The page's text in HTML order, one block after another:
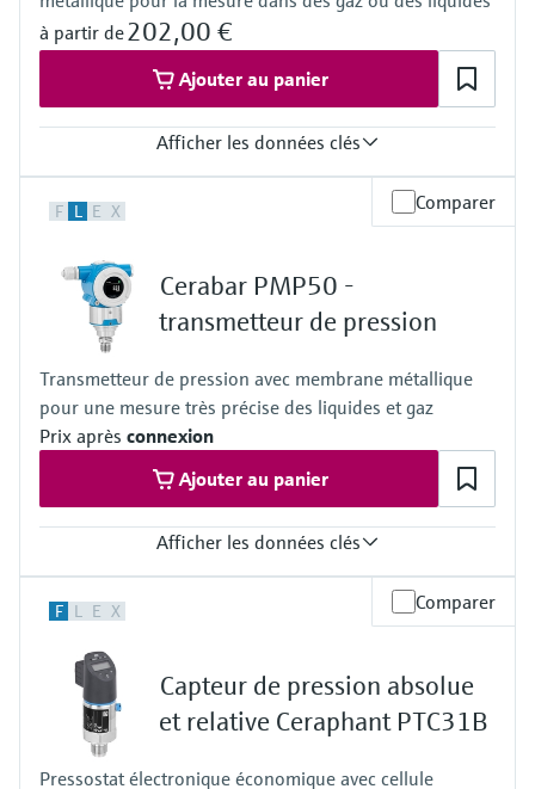
(+6 psi...+600 psi)
à partir de202,00 €
Ajouter au panier
Afficher les données clés
0.5%
-25…+85 °C
(-13…+185 °F)
Gamme de mesure de pression
400 mbar...+40 bar
(6 psi...+600 psi)
Cellule de mesure
400 mbar...+40 bar
(6 psi...+600 psi)
F L E X Comparer
Cerabar PMP50 -
transmetteur de pression
Transmetteur de pression avec membrane métallique
pour une mesure très précise des liquides et gaz
Prix après connexion
Ajouter au panier
Afficher les données clés
Standard:
Platinum:
jusqu'à 0.055 %
Température de process
Standard:
-40°C…+125°C
(-40°F...+257°F)
F L E X Comparer
Capteur de pression absolue
et relative Ceraphant PTC31B
Pressostat électronique économique avec cellule